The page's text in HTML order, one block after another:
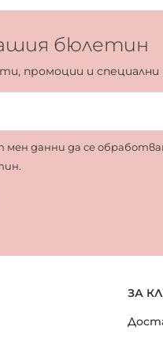
бюлетин
промоции и специални
мен данни да се
ЗА